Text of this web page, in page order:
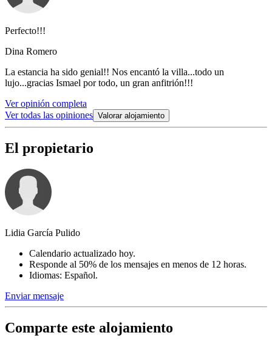
Perfecto!!!
Dina Romero
La estancia ha sido genial!! Nos encantó la villa...todo un
lujo...gracias Ismael por todo, un gran anfitrión!!!
Ver opinión completa
Ver todas las opiniones Valorar alojamiento
El propietario
Lidia García Pulido
Calendario actualizado hoy.
Responde al 50% de los mensajes en menos de 12 horas.
Idiomas: Español.
Enviar mensaje
Comparte este alojamiento